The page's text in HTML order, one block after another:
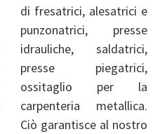
di fresatrici, alesatrici e
punzonatrici, presse
idrauliche, saldatrici,
presse piegatrici,
ossitaglio per la
carpenteria metallica.
Ciò garantisce al nostro